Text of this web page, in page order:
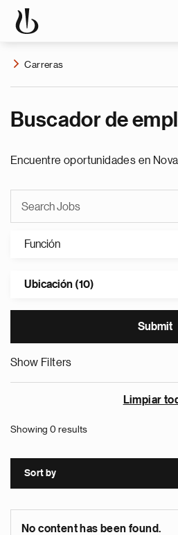
Carreras
Buscador de
Encuentre oportunidades en
Función
Ubicación (10)
Show Filters
Limpiar
Showing 0 results
Sort by
No content has been found.